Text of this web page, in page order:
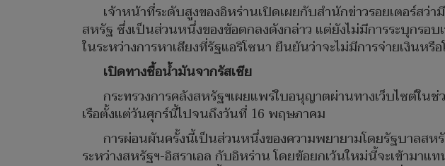
เจ้าหน้าที่ระดับสูงของอิหร่านเปิดเผยกับสำนักข่าวรอยเตอร์ส
สหรัฐ ซึ่งเป็นส่วนหนึ่งของข้อตกลงดังกล่าว แต่ยังไม่มีการระบุกรอ
ในระหว่างการหาเสียงที่รัฐแอริโซนา ยืนยันว่าจะไม่มีการจ่ายเงิน
เปิดทางซื้อน้ำมันจากรัสเซีย
กระทรวงการคลังสหรัฐฯเผยแพร่ใบอนุญาตผ่านทางเว็บไซต์ใน
เรือตั้งแต่วันศุกร์นี้ไปจนถึงวันที่ 16 พฤษภาคม
การผ่อนผันครั้งนี้เป็นส่วนหนึ่งของความพยายามโดยรัฐบาลสห
ระหว่างสหรัฐฯ-อิสราเอล กับอิหร่าน โดยข้อยกเว้นใหม่นี้จะเข้ามา